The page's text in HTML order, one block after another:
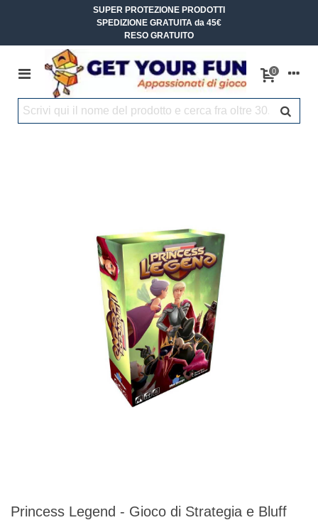
SUPER PROTEZIONE PRODOTTI
SPEDIZIONE GRATUITA da 45€
RESO GRATUITO
0
Princess Legend - Gioco di Strategia e Bluff